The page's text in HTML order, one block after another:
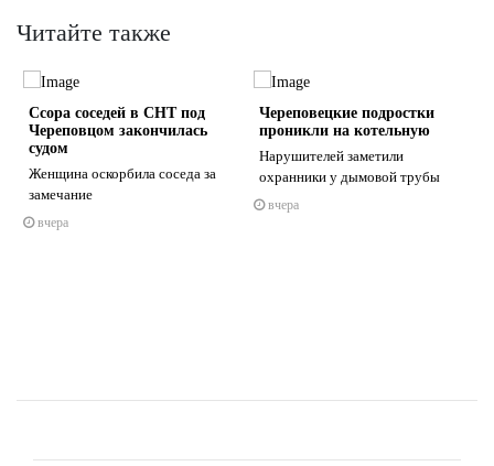
Читайте также
Ссора соседей в СНТ под
Череповцом закончилась
судом
Женщина оскорбила соседа за
замечание
вчера
Череповецкие подростки
проникли на котельную
Нарушителей заметили
охранники у дымовой трубы
вчера